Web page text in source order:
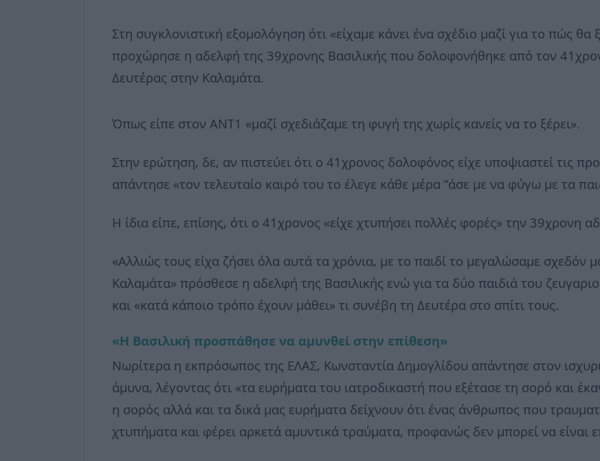
Στη συγκλονιστική εξομολόγηση ότι «είχαμε κάνει ένα σχέδιο μαζί για το πώς
προχώρησε η αδελφή της 39χρονης Βασιλικής που δολοφονήθηκε από τον
Δευτέρας στην Καλαμάτα.
Όπως είπε στον ΑΝΤ1 «μαζί σχεδιάζαμε τη φυγή της χωρίς κανείς να το ξέρει».
Στην ερώτηση, δε, αν πιστεύει ότι ο 41χρονος δολοφόνος είχε υποψιαστεί τις
απάντησε «τον τελευταίο καιρό του το έλεγε κάθε μέρα “άσε με να φύγω με τα
Η ίδια είπε, επίσης, ότι ο 41χρονος «είχε χτυπήσει πολλές φορές» την 39χρονη
«Αλλιώς τους είχα ζήσει όλα αυτά τα χρόνια, με το παιδί το μεγαλώσαμε σχεδόν
Καλαμάτα» πρόσθεσε η αδελφή της Βασιλικής ενώ για τα δύο παιδιά του
και «κατά κάποιο τρόπο έχουν μάθει» τι συνέβη τη Δευτέρα στο σπίτι τους.
«Η Βασιλική προσπάθησε να αμυνθεί στην επίθεση»
Νωρίτερα η εκπρόσωπος της ΕΛΑΣ, Κωνσταντία Δημογλίδου απάντησε στον
άμυνα, λέγοντας ότι «τα ευρήματα του ιατροδικαστή που εξέτασε τη σορό και
η σορός αλλά και τα δικά μας ευρήματα δείχνουν ότι ένας άνθρωπος που
χτυπήματα και φέρει αρκετά αμυντικά τραύματα, προφανώς δεν μπορεί να είναι